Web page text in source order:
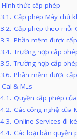
Hình thức cấp phép
3.1. Cấp phép Máy chủ
3.2. Cấp phép theo mỗi
3.3. Phần mềm được
3.4. Trường hợp cấp
3.5. Trường hợp cấp
3.6. Phần mềm được
Cal & MLs
4.1. Quyền cấp phép
4.2. Các công nghệ của
4.3. Online Services đi
4.4. Các loại bản quyền